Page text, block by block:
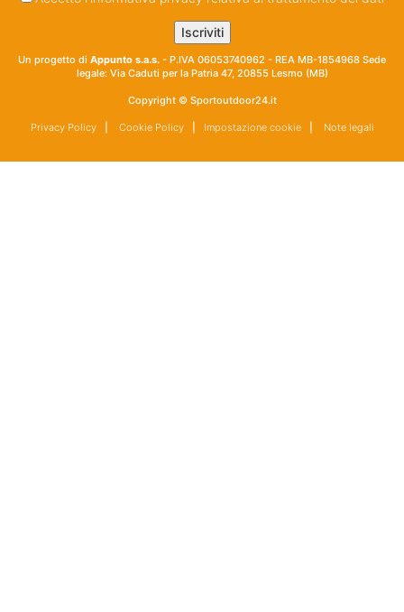
Un progetto di Appunto s.a.s. - P.IVA 06053740962 - REA MB-1854968 Sede
legale: Via Caduti per la Patria 47, 20855 Lesmo (MB)
Copyright © Sportoutdoor24.it
Privacy Policy| Cookie Policy| Impostazione cookie| Note legali